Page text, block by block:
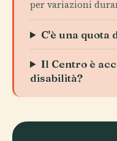
per variazioni
C'è una quota
Il Centro è
disabilità?